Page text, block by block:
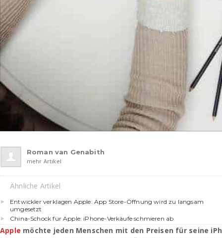
Roman van Genabith
mehr Artikel
Ähnliche Artikel
Entwickler verklagen Apple: App Store-Öffnung wird zu langsam
umgesetzt
China-Schock für Apple: iPhone-Verkäufe schmieren ab
Apple möchte jeden Menschen mit den Preisen für seine